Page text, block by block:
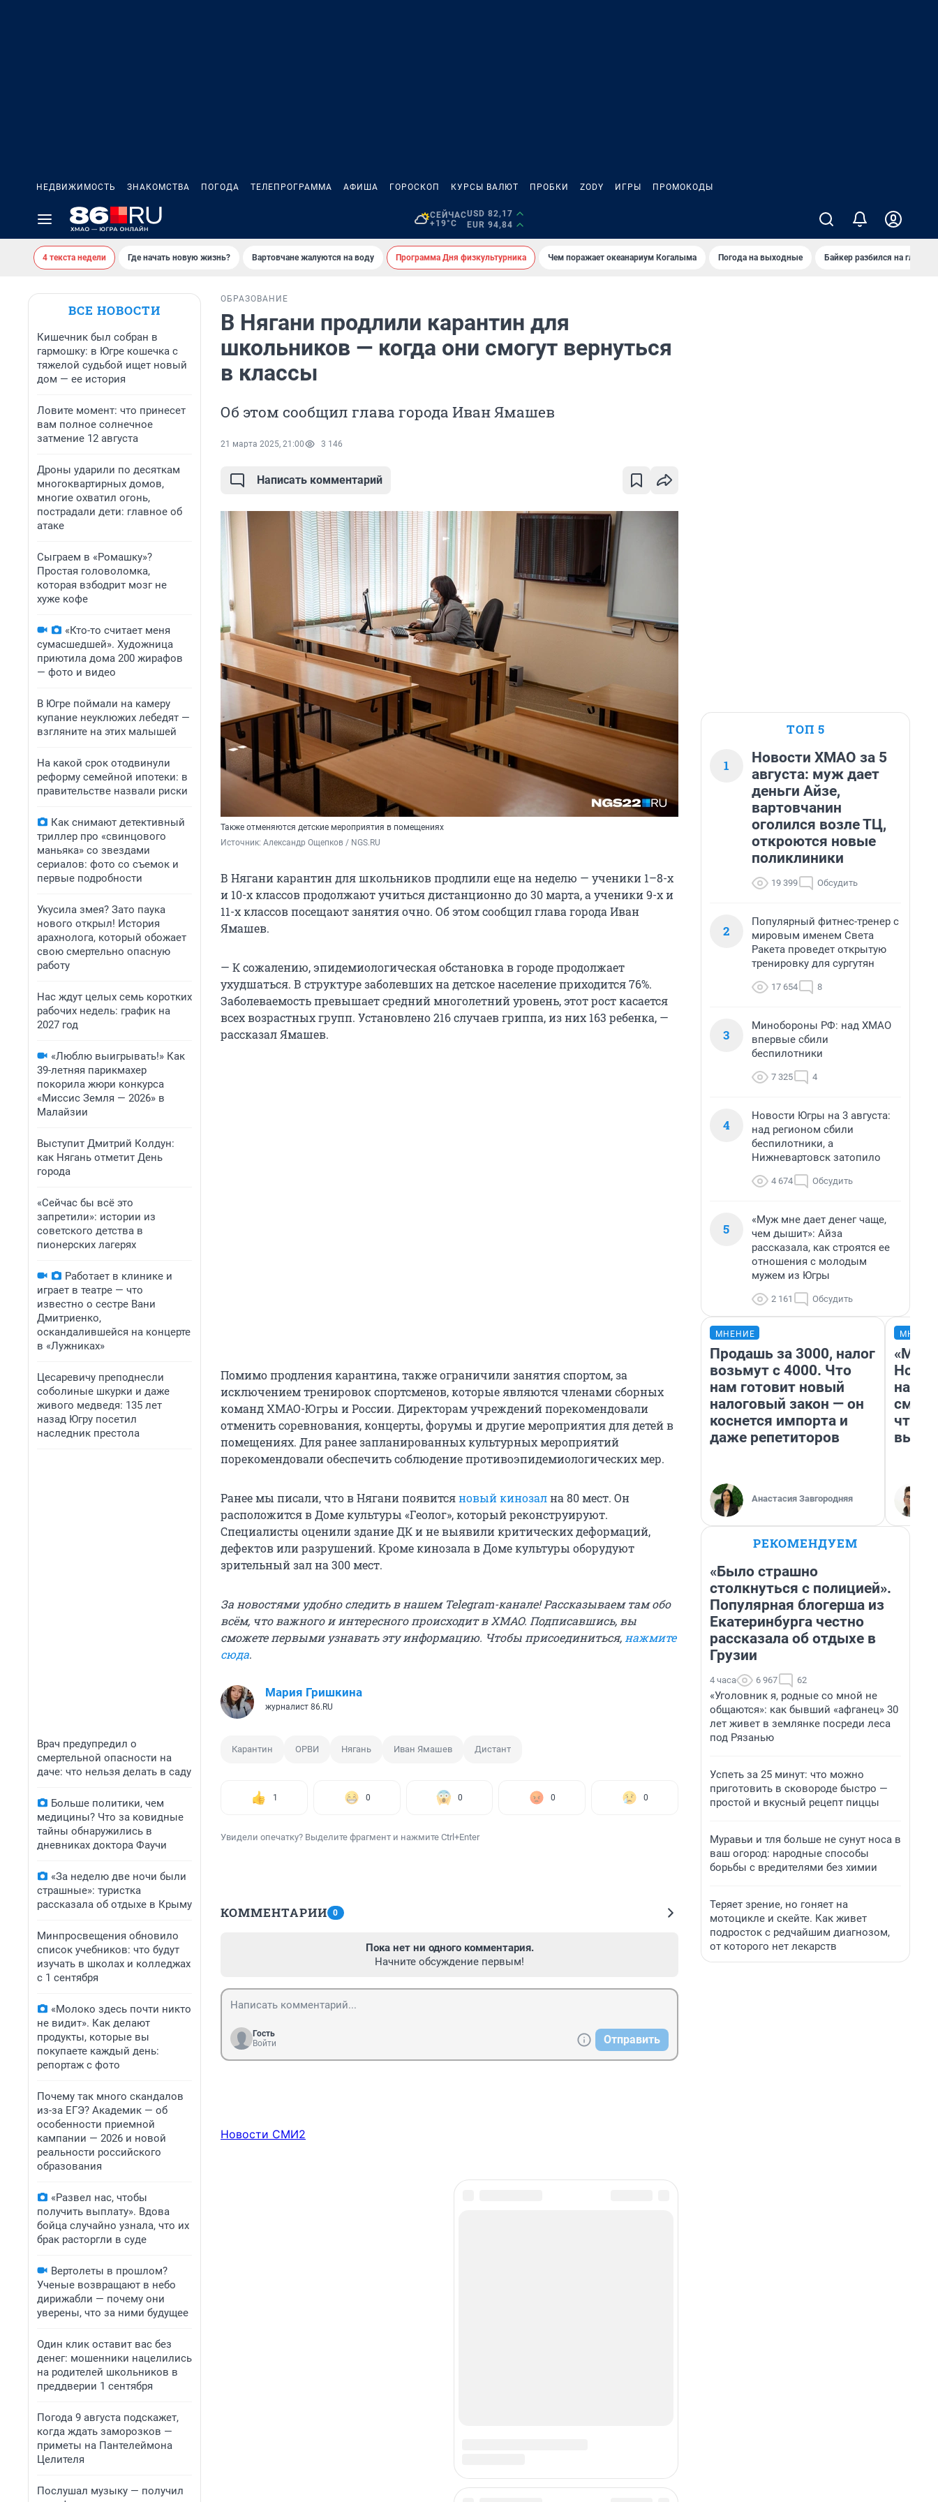
НЕДВИЖИМОСТЬ ЗНАКОМСТВА ПОГОДА ТЕЛЕПРОГРАММА АФИША ГОРОСКОП КУРСЫ ВАЛЮТ ПРОБКИ ZODY ИГРЫ ПРОМОКОДЫ
СЕЙЧАС
+19°C
USD 82,17
EUR 94,84
4 текста недели Где начать новую жизнь? Вартовчане жалуются на воду Программа Дня физкультурника Чем поражает океанариум Когалыма Погода на выходные Байкер разбился на глазах
ВСЕ НОВОСТИ
Кишечник был собран в
гармошку: в Югре кошечка с
тяжелой судьбой ищет новый
дом — ее история
Ловите момент: что принесет
вам полное солнечное
затмение 12 августа
Дроны ударили по десяткам
многоквартирных домов,
многие охватил огонь,
пострадали дети: главное об
атаке
Сыграем в «Ромашку»?
Простая головоломка,
которая взбодрит мозг не
хуже кофе
«Кто-то считает меня
сумасшедшей». Художница
приютила дома 200 жирафов
— фото и видео
В Югре поймали на камеру
купание неуклюжих лебедят —
взгляните на этих малышей
На какой срок отодвинули
реформу семейной ипотеки: в
правительстве назвали риски
Как снимают детективный
триллер про «свинцового
маньяка» со звездами
сериалов: фото со съемок и
первые подробности
Укусила змея? Зато паука
нового открыл! История
арахнолога, который обожает
свою смертельно опасную
работу
Нас ждут целых семь коротких
рабочих недель: график на
2027 год
«Люблю выигрывать!» Как
39-летняя парикмахер
покорила жюри конкурса
«Миссис Земля — 2026» в
Малайзии
Выступит Дмитрий Колдун:
как Нягань отметит День
города
«Сейчас бы всё это
запретили»: истории из
советского детства в
пионерских лагерях
Работает в клинике и
играет в театре — что
известно о сестре Вани
Дмитриенко,
оскандалившейся на концерте
в «Лужниках»
Цесаревичу преподнесли
соболиные шкурки и даже
живого медведя: 135 лет
назад Югру посетил
наследник престола
Врач предупредил о
смертельной опасности на
даче: что нельзя делать в саду
Больше политики, чем
медицины? Что за ковидные
тайны обнаружились в
дневниках доктора Фаучи
«За неделю две ночи были
страшные»: туристка
рассказала об отдыхе в Крыму
Минпросвещения обновило
список учебников: что будут
изучать в школах и колледжах
с 1 сентября
«Молоко здесь почти никто
не видит». Как делают
продукты, которые вы
покупаете каждый день:
репортаж с фото
Почему так много скандалов
из-за ЕГЭ? Академик — об
особенности приемной
кампании — 2026 и новой
реальности российского
образования
«Развел нас, чтобы
получить выплату». Вдова
бойца случайно узнала, что их
брак расторгли в суде
Вертолеты в прошлом?
Ученые возвращают в небо
дирижабли — почему они
уверены, что за ними будущее
Один клик оставит вас без
денег: мошенники нацелились
на родителей школьников в
преддверии 1 сентября
Погода 9 августа подскажет,
когда ждать заморозков —
приметы на Пантелеймона
Целителя
Послушал музыку — получил
ОБРАЗОВАНИЕ
В Нягани продлили карантин для
школьников — когда они смогут вернуться
в классы
Об этом сообщил глава города Иван Ямашев
21 марта 2025, 21:00 3 146
Написать комментарий
Также отменяются детские мероприятия в помещениях
Источник: Александр Ощепков / NGS.RU
В Нягани карантин для школьников продлили еще на неделю — ученики 1–8-х
и 10-х классов продолжают учиться дистанционно до 30 марта, а ученики 9-х и
11-х классов посещают занятия очно. Об этом сообщил глава города Иван
Ямашев.
— К сожалению, эпидемиологическая обстановка в городе продолжает
ухудшаться. В структуре заболевших на детское население приходится 76%.
Заболеваемость превышает средний многолетний уровень, этот рост касается
всех возрастных групп. Установлено 216 случаев гриппа, из них 163 ребенка, —
рассказал Ямашев.
Помимо продления карантина, также ограничили занятия спортом, за
исключением тренировок спортсменов, которые являются членами сборных
команд ХМАО-Югры и России. Директорам учреждений порекомендовали
отменить соревнования, концерты, форумы и другие мероприятия для детей в
помещениях. Для ранее запланированных культурных мероприятий
порекомендовали обеспечить соблюдение противоэпидемиологических мер.
Ранее мы писали, что в Нягани появитсяновый кинозална 80 мест. Он
расположится в Доме культуры «Геолог», который реконструируют.
Специалисты оценили здание ДК и не выявили критических деформаций,
дефектов или разрушений. Кроме кинозала в Доме культуры оборудуют
зрительный зал на 300 мест.
За новостями удобно следить в нашем Telegram-канале! Рассказываем там обо
всём, что важного и интересного происходит в ХМАО. Подписавшись, вы
сможете первыми узнавать эту информацию. Чтобы присоединиться, нажмите
сюда.
Мария Гришкина
журналист 86.RU
Карантин ОРВИ Нягань Иван Ямашев Дистант
1 0 0 0 0
Увидели опечатку? Выделите фрагмент и нажмите Ctrl+Enter
КОММЕНТАРИИ 0
Пока нет ни одного комментария.
Начните обсуждение первым!
Гость
Войти
Отправить
Новости СМИ2
ТОП 5
1
Новости ХМАО за 5
августа: муж дает
деньги Айзе,
вартовчанин
оголился возле ТЦ,
откроются новые
поликлиники
19 399 Обсудить
2
Популярный фитнес-тренер с
мировым именем Света
Ракета проведет открытую
тренировку для сургутян
17 654 8
3
Минобороны РФ: над ХМАО
впервые сбили
беспилотники
7 325 4
4
Новости Югры на 3 августа:
над регионом сбили
беспилотники, а
Нижневартовск затопило
4 674 Обсудить
5
«Муж мне дает денег чаще,
чем дышит»: Айза
рассказала, как строятся ее
отношения с молодым
мужем из Югры
2 161 Обсудить
МНЕНИЕ
Продашь за 3000, налог
возьмут с 4000. Что
нам готовит новый
налоговый закон — он
коснется импорта и
даже репетиторов
Анастасия Завгородняя
«Мы
РЕКОМЕНДУЕМ
«Было страшно
столкнуться с полицией».
Популярная блогерша из
Екатеринбурга честно
рассказала об отдыхе в
Грузии
4 часа 6 967 62
«Уголовник я, родные со мной не
общаются»: как бывший «афганец» 30
лет живет в землянке посреди леса
под Рязанью
Успеть за 25 минут: что можно
приготовить в сковороде быстро —
простой и вкусный рецепт пиццы
Муравьи и тля больше не сунут носа в
ваш огород: народные способы
борьбы с вредителями без химии
Теряет зрение, но гоняет на
мотоцикле и скейте. Как живет
подросток с редчайшим диагнозом,
от которого нет лекарств